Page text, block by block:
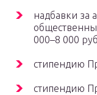
надбавки за
000–8 000
стипендию
стипендию